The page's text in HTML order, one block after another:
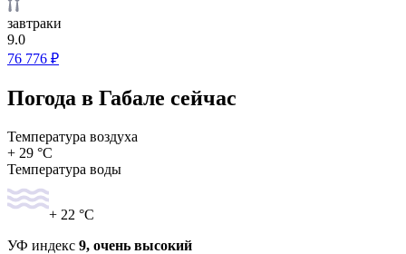
завтраки
9.0
76 776 ₽
Погода в Габале сейчас
Температура воздуха
+ 29 °C
Температура воды
+ 22 °C
УФ индекс 9, очень высокий